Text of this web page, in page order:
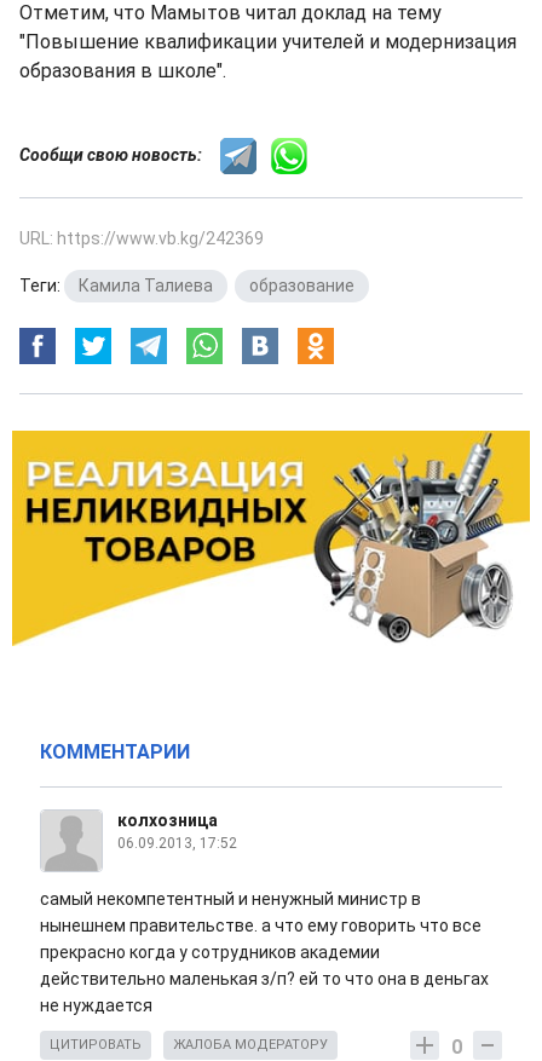
Отметим, что Мамытов читал доклад на тему
"Повышение квалификации учителей и модернизация
образования в школе".
Сообщи свою новость:
URL: https://www.vb.kg/242369
Теги: Камила Талиева образование
КОММЕНТАРИИ
колхозница
06.09.2013, 17:52
самый некомпетентный и ненужный министр в
нынешнем правительстве. а что ему говорить что все
прекрасно когда у сотрудников академии
действительно маленькая з/п? ей то что она в деньгах
не нуждается
0
ЦИТИРОВАТЬ ЖАЛОБА МОДЕРАТОРУ